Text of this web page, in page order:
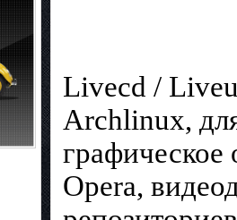
Livecd /
Archlinux,
графическое
Opera,